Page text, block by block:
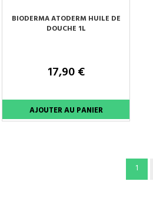
BIODERMA ATODERM HUILE DE
DOUCHE 1L
17,90 €
1